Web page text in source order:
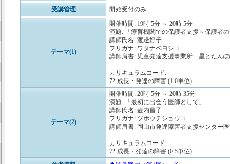
受講管理 開始受付のみ
テーマ(1)
開催時間: 19時 5分 ～ 20時 5分
演題: 「療育機関での保護者支援～保護者
講師氏名: 渡邊好子
フリガナ: ワタナベヨシコ
講師肩書: 児童発達支援事業所 星とたん
カリキュラムコード:
72 成長・発達の障害 (1.0単位)
テーマ(2)
開催時間: 20時 5分 ～ 20時 35分
演題: 「最初に出会う医師として」
講師氏名: 壺内昌子
フリガナ: ツボウチショウコ
講師肩書: 岡山市発達障害者支援センター
カリキュラムコード:
72 成長・発達の障害 (0.5単位)